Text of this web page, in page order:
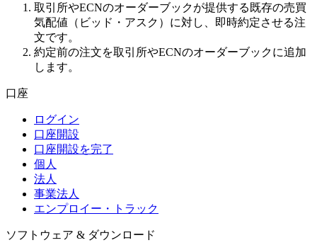
取引所やECNのオーダーブックが提供する既存の売買
気配値（ビッド・アスク）に対し、即時約定させる注
文です。
約定前の注文を取引所やECNのオーダーブックに追加
します。
口座
ログイン
口座開設
口座開設を完了
個人
法人
事業法人
エンプロイー・トラック
ソフトウェア & ダウンロード